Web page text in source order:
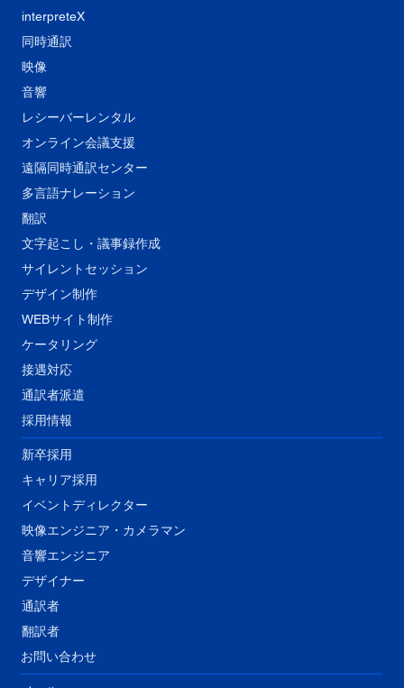
interpreteX
同時通訳
映像
音響
​レシーバーレンタル
オンライン会議支援
遠隔同時通訳センター
多言語ナレーション
翻訳
文字起こし・議事録作成
サイレントセッション
デザイン制作
WEBサイト制作
ケータリング
接遇対応
​通訳者派遣
採用情報
新卒採用
キャリア採用
イベントディレクター
映像エンジニア・カメラマン
音響エンジニア
​デザイナー
通訳者
翻訳者
​お問い合わせ